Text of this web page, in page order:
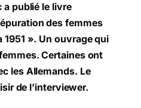
a publié le livre
des femmes
». Un ouvrage qui
Certaines ont
les Allemands. Le
de l’interviewer.